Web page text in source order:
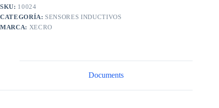
SKU: 10024
CATEGORÍA: SENSORES INDUCTIVOS
MARCA: XECRO
Documents